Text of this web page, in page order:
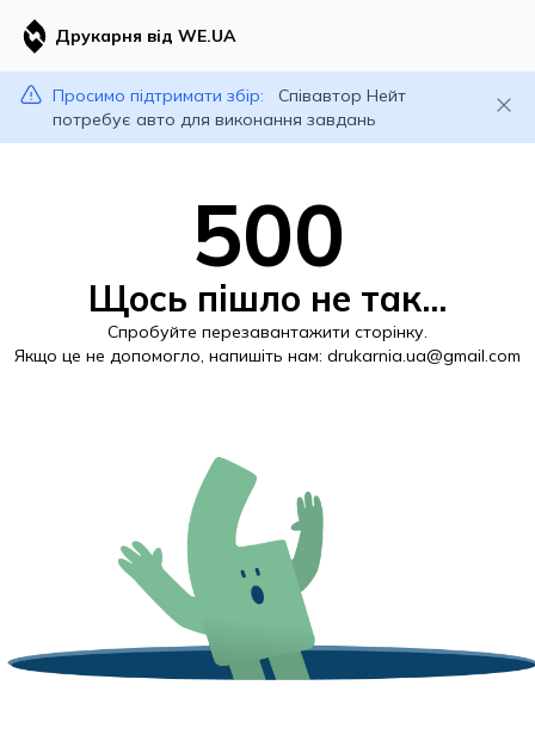
Друкарня від WE.UA
Просимо підтримати збір:
Співавтор Нейт
потребує авто для виконання завдань
500
Щось пішло не так...
Спробуйте перезавантажити сторінку.
Якщо це не допомогло, напишіть нам: drukarnia.ua@gmail.com